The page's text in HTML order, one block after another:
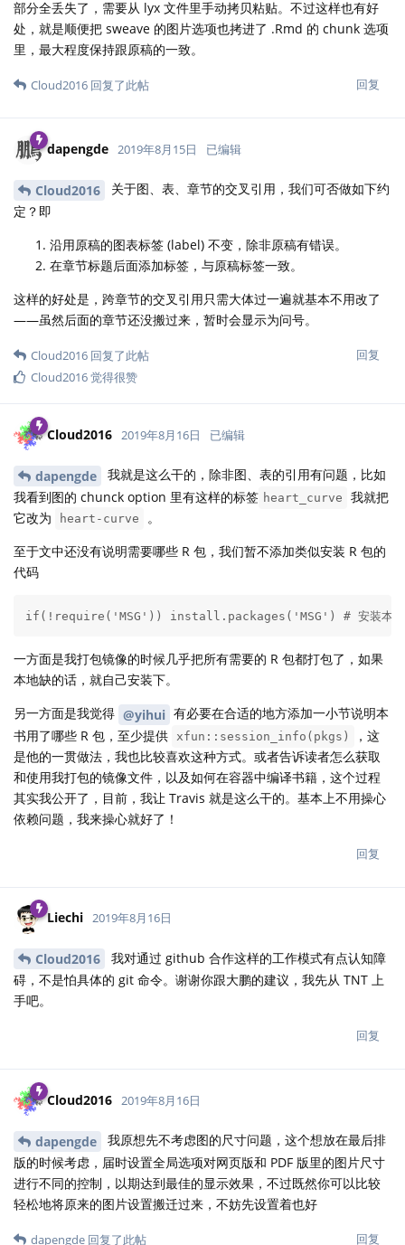
部分全丢失了，需要从 lyx 文件里手动拷贝粘贴。不过这样也有好
处，就是顺便把 sweave 的图片选项也拷进了 .Rmd 的 chunk 选项
里，最大程度保持跟原稿的一致。
回复
Cloud2016 回复了此帖
dapengde 2019年8月15日 已编辑
Cloud2016
关于图、表、章节的交叉引用，我们可否做如下约
定？即
沿用原稿的图表标签 (label) 不变，除非原稿有错误。
在章节标题后面添加标签，与原稿标签一致。
这样的好处是，跨章节的交叉引用只需大体过一遍就基本不用改了
——虽然后面的章节还没搬过来，暂时会显示为问号。
回复
Cloud2016 回复了此帖
Cloud2016觉得很赞
Cloud2016 2019年8月16日 已编辑
dapengde
我就是这么干的，除非图、表的引用有问题，比如
我看到图的 chunck option 里有这样的标签 heart_curve
我就把
它改为
heart-curve
。
至于文中还没有说明需要哪些 R 包，我们暂不添加类似安装 R 包的
代码
if(!require('MSG')) install.packages('MSG') # 安装本书配
一方面是我打包镜像的时候几乎把所有需要的 R 包都打包了，如果
本地缺的话，就自己安装下。
另一方面是我觉得 @yihui 有必要在合适的地方添加一小节说明本
书用了哪些 R 包，至少提供
xfun::session_info(pkgs)
，这
是他的一贯做法，我也比较喜欢这种方式。或者告诉读者怎么获取
和使用我打包的镜像文件，以及如何在容器中编译书籍，这个过程
其实我公开了，目前，我让 Travis 就是这么干的。基本上不用操心
依赖问题，我来操心就好了！
回复
Liechi 2019年8月16日
Cloud2016
我对通过 github 合作这样的工作模式有点认知障
碍，不是怕具体的 git 命令。谢谢你跟大鹏的建议，我先从 TNT 上
手吧。
回复
Cloud2016 2019年8月16日
dapengde
我原想先不考虑图的尺寸问题，这个想放在最后排
版的时候考虑，届时设置全局选项对网页版和 PDF 版里的图片尺寸
进行不同的控制，以期达到最佳的显示效果，不过既然你可以比较
轻松地将原来的图片设置搬迁过来，不妨先设置着也好
回复
dapengde 回复了此帖